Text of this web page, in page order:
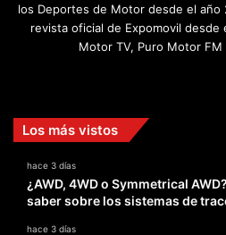
los Deportes de Motor desde el año
revista oficial de Expomovil desde
Motor TV, Puro Motor
Los más vistos
hace 3 días
¿AWD, 4WD o Symmetrical
saber sobre los sistemas de
hace 3 días